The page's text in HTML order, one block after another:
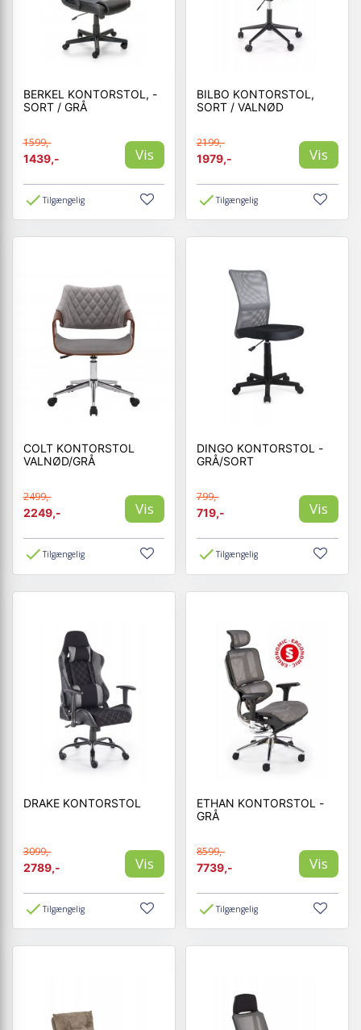
BERKEL KONTORSTOL, -
SORT / GRÅ
1599,-
1439,-
Vis
Tilgængelig
BILBO KONTORSTOL,
SORT / VALNØD
2199,-
1979,-
Vis
Tilgængelig
COLT KONTORSTOL
VALNØD/GRÅ
2499,-
2249,-
Vis
Tilgængelig
DINGO KONTORSTOL -
GRÅ/SORT
799,-
719,-
Vis
Tilgængelig
DRAKE KONTORSTOL
3099,-
2789,-
Vis
Tilgængelig
ETHAN KONTORSTOL -
GRÅ
8599,-
7739,-
Vis
Tilgængelig